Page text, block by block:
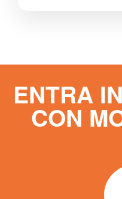
ENTRA
CON